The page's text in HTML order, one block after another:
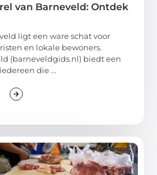
van Barneveld: Ontdek
ligt een ware schat voor
en lokale bewoners.
(barneveldgids.nl) biedt een
die ...